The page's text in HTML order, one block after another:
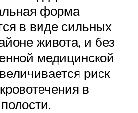
форма
в виде сильных
живота, и без
медицинской
риск
в